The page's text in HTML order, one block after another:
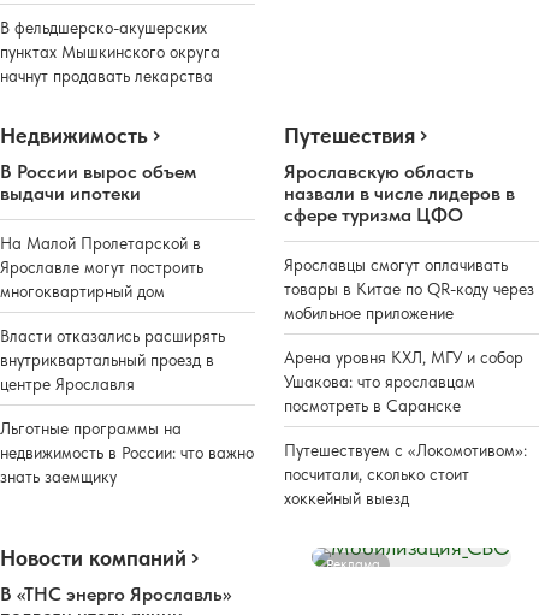
В фельдшерско-акушерских
пунктах Мышкинского округа
начнут продавать лекарства
Недвижимость
В России вырос объем
выдачи ипотеки
На Малой Пролетарской в
Ярославле могут построить
многоквартирный дом
Власти отказались расширять
внутриквартальный проезд в
центре Ярославля
Льготные программы на
недвижимость в России: что важно
знать заемщику
Путешествия
Ярославскую область
назвали в числе лидеров в
сфере туризма ЦФО
Ярославцы смогут оплачивать
товары в Китае по QR-коду через
мобильное приложение
Арена уровня КХЛ, МГУ и собор
Ушакова: что ярославцам
посмотреть в Саранске
Путешествуем с «Локомотивом»:
посчитали, сколько стоит
хоккейный выезд
Новости компаний
В «ТНС энерго Ярославль»
Реклама